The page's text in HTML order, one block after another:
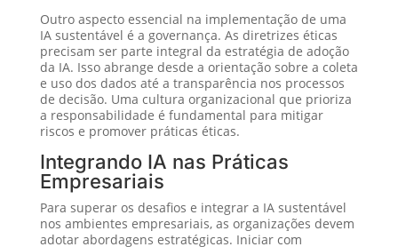
Outro aspecto essencial na implementação de uma
IA sustentável é a governança. As diretrizes éticas
precisam ser parte integral da estratégia de adoção
da IA. Isso abrange desde a orientação sobre a coleta
e uso dos dados até a transparência nos processos
de decisão. Uma cultura organizacional que prioriza
a responsabilidade é fundamental para mitigar
riscos e promover práticas éticas.
Integrando IA nas Práticas
Empresariais
Para superar os desafios e integrar a IA sustentável
nos ambientes empresariais, as organizações devem
adotar abordagens estratégicas. Iniciar com